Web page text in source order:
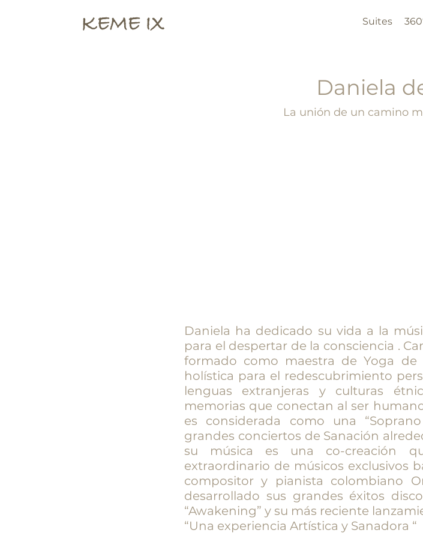
KEME IX Suites
Daniela
La unión de un camino
Daniela ha dedicado su vida a la
para el despertar de la consciencia .
formado como maestra de Yoga
holística para el redescubrimiento
lenguas extranjeras y culturas
memorias que conectan al ser
es considerada como una
grandes conciertos de Sanación
su música es una co-creación
extraordinario de músicos exclusivos
compositor y pianista colombiano
desarrollado sus grandes éxitos
“Awakening” y su más reciente
“Una experiencia Artística y Sanadora “